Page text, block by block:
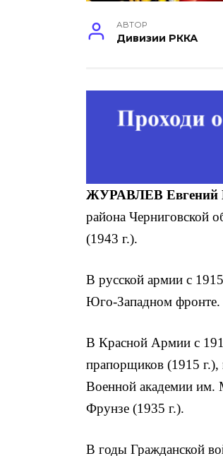
АВТОР
Дивизии РККА
ЖУРАВЛЕВ Евгений
района Черниговской
(1943 г.).
В русской армии с
Юго-Западном фронте.
В Красной Армии с
прапорщиков (1915
Военной академии
Фрунзе (1935 г.).
В годы Гражданской